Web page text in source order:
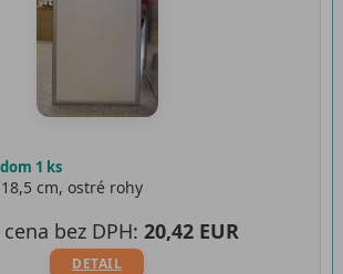
1 ks
cm, ostré rohy
DETAIL
bez DPH: 20,42 EUR